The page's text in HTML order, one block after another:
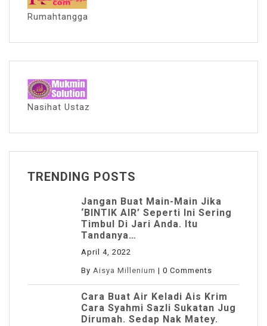
Rumahtangga
Nasihat Ustaz
TRENDING POSTS
Jangan Buat Main-Main Jika
‘BINTIK AIR’ Seperti Ini Sering
Timbul Di Jari Anda. Itu
Tandanya…
April 4, 2022
By Aisya Millenium | 0 Comments
Cara Buat Air Keladi Ais Krim
Cara Syahmi Sazli Sukatan Jug
Dirumah. Sedap Nak Matey.